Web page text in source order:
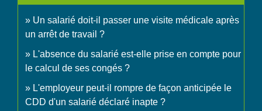
Un salarié doit-il passer une visite médicale après
un arrêt de travail ?
L'absence du salarié est-elle prise en compte pour
le calcul de ses congés ?
L'employeur peut-il rompre de façon anticipée le
CDD d'un salarié déclaré inapte ?